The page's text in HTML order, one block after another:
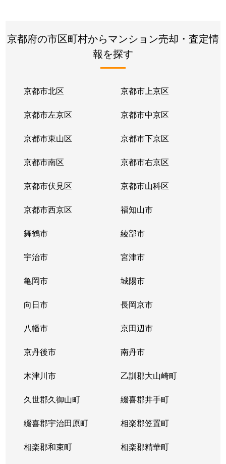
東野門口町
1,100万円 東野(京都)
徒歩
900万円
東野門口町
630万円 東野(京都)
東野門口町
1,300万円 東野(京都)
東野門口町
450万円 東野(京都)
東野門口町
1,500万円 東野(京都)
日ノ岡鴨土町
4,400万円 御陵
日ノ岡鴨土町
4,300万円 御陵
日ノ岡鴨土町
4,500万円
御陵大津畑町
280万円
御陵大津畑町
850万円
御陵大津畑町
4,400万円 山科
御陵大津畑町
3,700万円 山科
御陵上御廟野町
1,600万円
京都府の市区町村からマンション売却・査定情
報を探す
京都市北区 京都市上京区
京都市左京区 京都市中京区
京都市東山区 京都市下京区
京都市南区 京都市右京区
京都市伏見区 京都市山科区
京都市西京区 福知山市
舞鶴市 綾部市
宇治市 宮津市
亀岡市 城陽市
向日市 長岡京市
八幡市 京田辺市
京丹後市 南丹市
木津川市 乙訓郡大山崎町
久世郡久御山町 綴喜郡井手町
綴喜郡宇治田原町 相楽郡笠置町
相楽郡和束町 相楽郡精華町